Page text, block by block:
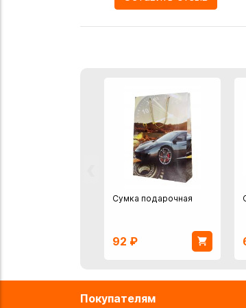
Сумка подарочная
92 ₽
Покупателям